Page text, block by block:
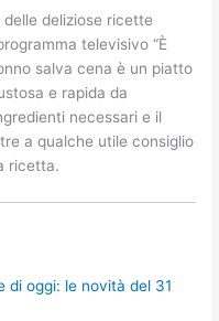
deliziose ricette
televisivo “È
salva cena è un piatto
e rapida da
necessari e il
a qualche utile consiglio
ricetta.
di oggi: le novità del 31